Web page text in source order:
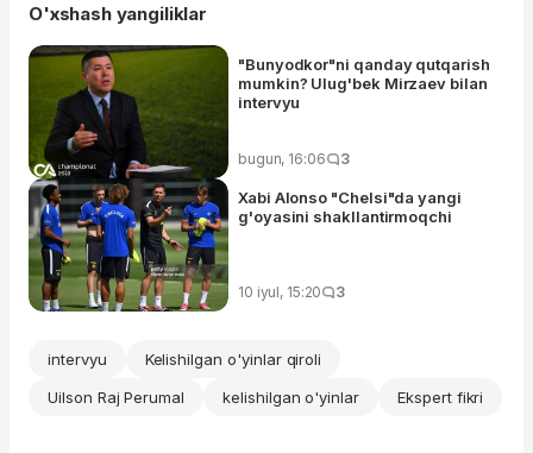
O'xshash yangiliklar
"Bunyodkor"ni qanday qutqarish
mumkin? Ulug'bek Mirzaev bilan
intervyu
bugun, 16:06 3
Xabi Alonso "Chelsi"da yangi
g'oyasini shakllantirmoqchi
10 iyul, 15:20 3
intervyu
Kelishilgan o'yinlar qiroli
Uilson Raj Perumal
kelishilgan o'yinlar Ekspert fikri